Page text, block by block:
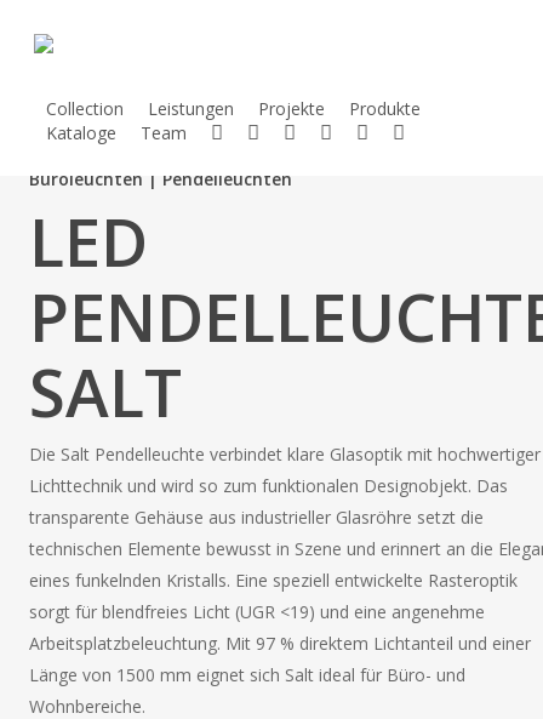
contentCollection Leistungen Projekte
Produkte
Kataloge
Team KontaktTelefonMail Facebook
Linkedin
Büroleuchten | Pendelleuchten
LED
SALT
Die Salt Pendelleuchte verbindet klare Glasoptik mit hochwertiger
Lichttechnik und wird so zum funktionalen Designobjekt. Das
transparente Gehäuse aus industrieller Glasröhre setzt die
technischen Elemente bewusst in Szene und erinnert an die
eines funkelnden Kristalls. Eine speziell entwickelte Rasteroptik
sorgt für blendfreies Licht (UGR <19) und eine angenehme
Arbeitsplatzbeleuchtung. Mit 97 % direktem Lichtanteil und einer
Länge von 1500 mm eignet sich Salt ideal für Büro- und
Wohnbereiche.